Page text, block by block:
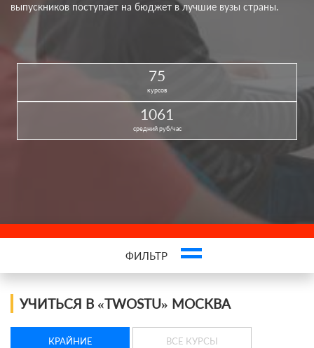
выпускников поступает на бюджет в лучшие вузы страны.
75
курсов
1061
средний руб/час
УЧИТЬСЯ В «TWOSTU» МОСКВА
КРАЙНИЕ ВСЕ КУРСЫ
ФИЛЬТР
клиентов